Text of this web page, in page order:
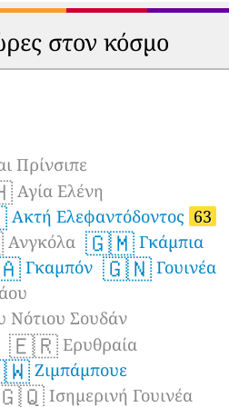
στον κόσμο
Πρίνσιπε
Αγία Ελένη
Ακτή Ελεφαντόδοντος 63
Ανγκόλα 🇬🇲 Γκάμπια
Γκαμπόν 🇬🇳 Γουινέα
Νότιου Σουδάν
🇪🇷 Ερυθραία
Ζιμπάμπουε
Ισημερινή Γουινέα